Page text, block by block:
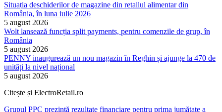
Situația deschiderilor de magazine din retailul alimentar din
România, în luna iulie 2026
5 august 2026
Wolt lansează funcția split payments, pentru comenzile de grup, în
România
5 august 2026
PENNY inaugurează un nou magazin în Reghin și ajunge la 470 de
unități la nivel național
5 august 2026
Citește și ElectroRetail.ro
Grupul PPC prezintă rezultate financiare pentru prima jumătate a